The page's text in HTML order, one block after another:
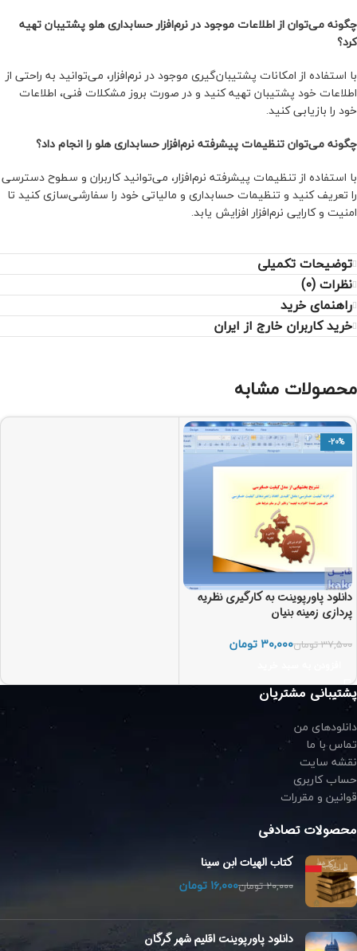
چگونه می‌توان از اطلاعات موجود در نرم‌افزار حسابداری هلو پشتیبان تهیه
کرد؟
با استفاده از امکانات پشتیبان‌گیری موجود در نرم‌افزار، می‌توانید به راحتی از
اطلاعات خود پشتیبان تهیه کنید و در صورت بروز مشکلات فنی، اطلاعات
خود را بازیابی کنید.
چگونه می‌توان تنظیمات پیشرفته نرم‌افزار حسابداری هلو را انجام داد؟
با استفاده از تنظیمات پیشرفته نرم‌افزار، می‌توانید کاربران و سطوح دسترسی
را تعریف کنید و تنظیمات حسابداری و مالیاتی خود را سفارشی‌سازی کنید تا
امنیت و کارایی نرم‌افزار افزایش یابد.
توضیحات تکمیلی
نظرات (0)
راهنمای خرید
خرید کاربران خارج از ایران
محصولات مشابه
-20%
دانلود پاورپوینت به کارگیری نظریه
پردازی زمینه بنیان
۳۷,۵۰۰تومان۳۰,۰۰۰ تومان
پشتیبانی مشتریان
دانلودهای من
تماس با ما
نقشه سایت
حساب کاربری
قوانین و مقررات
محصولات تصادفی
کتاب الهیات ابن سینا
۲۰,۰۰۰تومان۱۶,۰۰۰ تومان
دانلود پاورپوینت اقلیم شهر گرگان